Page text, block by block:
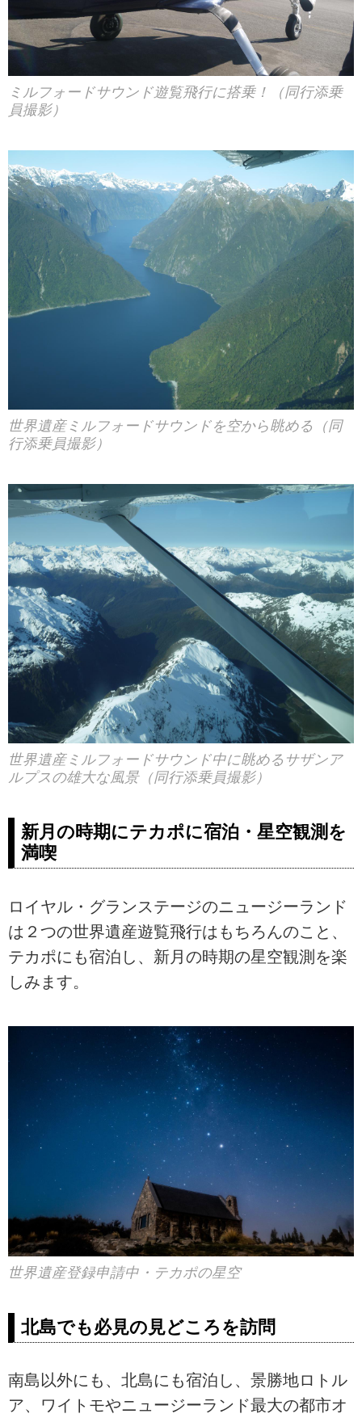
ミルフォードサウンド遊覧飛行に搭乗！（同行添乗
員撮影）
世界遺産ミルフォードサウンドを空から眺める（同
行添乗員撮影）
世界遺産ミルフォードサウンド中に眺めるサザンア
ルプスの雄大な風景（同行添乗員撮影）
新月の時期にテカポに宿泊・星空観測を
満喫
ロイヤル・グランステージのニュージーランド
は２つの世界遺産遊覧飛行はもちろんのこと、
テカポにも宿泊し、新月の時期の星空観測を楽
しみます。
世界遺産登録申請中・テカポの星空
北島でも必見の見どころを訪問
南島以外にも、北島にも宿泊し、景勝地ロトル
ア、ワイトモやニュージーランド最大の都市オ